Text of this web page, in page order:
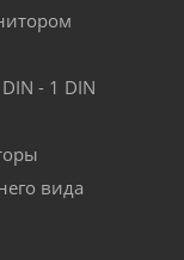
- 1 DIN
вида